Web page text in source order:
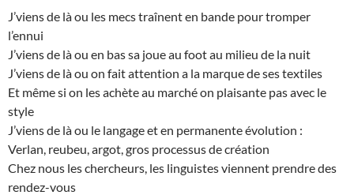
J’viens de là ou les mecs traînent en bande pour tromper
l’ennui
J’viens de là ou en bas sa joue au foot au milieu de la nuit
J’viens de là ou on fait attention a la marque de ses textiles
Et même si on les achète au marché on plaisante pas avec le
style
J’viens de là ou le langage et en permanente évolution :
Verlan, reubeu, argot, gros processus de création
Chez nous les chercheurs, les linguistes viennent prendre des
rendez-vous